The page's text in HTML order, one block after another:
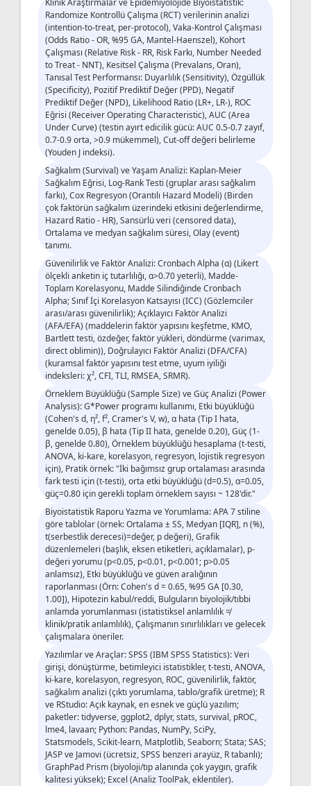
Randomize Kontrollü Çalışma (RCT) verilerinin analizi
(intention-to-treat, per-protocol), Vaka-Kontrol Çalışması
(Odds Ratio - OR, %95 GA, Mantel-Haenszel), Kohort
Çalışması (Relative Risk - RR, Risk Farkı, Number Needed
to Treat - NNT), Kesitsel Çalışma (Prevalans, Oran),
Tanısal Test Performansı: Duyarlılık (Sensitivity), Özgüllük
(Specificity), Pozitif Prediktif Değer (PPD), Negatif
Prediktif Değer (NPD), Likelihood Ratio (LR+, LR-), ROC
Eğrisi (Receiver Operating Characteristic), AUC (Area
Under Curve) (testin ayırt edicilik gücü: AUC 0.5-0.7 zayıf,
0.7-0.9 orta, >0.9 mükemmel), Cut-off değeri belirleme
(Youden J indeksi).
Sağkalım (Survival) ve Yaşam Analizi: Kaplan-Meier
Sağkalım Eğrisi, Log-Rank Testi (gruplar arası sağkalım
farkı), Cox Regresyon (Orantılı Hazard Modeli) (Birden
çok faktörün sağkalım üzerindeki etkisini değerlendirme,
Hazard Ratio - HR), Sansürlü veri (censored data),
Ortalama ve medyan sağkalım süresi, Olay (event)
tanımı.
Güvenilirlik ve Faktör Analizi: Cronbach Alpha (α) (Likert
ölçekli anketin iç tutarlılığı, α>0.70 yeterli), Madde-
Toplam Korelasyonu, Madde Silindiğinde Cronbach
Alpha; Sınıf İçi Korelasyon Katsayısı (ICC) (Gözlemciler
arası/arası güvenilirlik); Açıklayıcı Faktör Analizi
(AFA/EFA) (maddelerin faktör yapısını keşfetme, KMO,
Bartlett testi, özdeğer, faktör yükleri, döndürme (varimax,
direct oblimin)), Doğrulayıcı Faktör Analizi (DFA/CFA)
(kuramsal faktör yapısını test etme, uyum iyiliği
indeksleri: χ², CFI, TLI, RMSEA, SRMR).
Örneklem Büyüklüğü (Sample Size) ve Güç Analizi (Power
Analysis): G*Power programı kullanımı, Etki büyüklüğü
(Cohen's d, η², f², Cramer's V, w), α hata (Tip I hata,
genelde 0.05), β hata (Tip II hata, genelde 0.20), Güç (1-
β, genelde 0.80), Örneklem büyüklüğü hesaplama (t-testi,
ANOVA, ki-kare, korelasyon, regresyon, lojistik regresyon
için), Pratik örnek: "İki bağımsız grup ortalaması arasında
fark testi için (t-testi), orta etki büyüklüğü (d=0.5), α=0.05,
güç=0.80 için gerekli toplam örneklem sayısı ~ 128'dir."
Biyoistatistik Raporu Yazma ve Yorumlama: APA 7 stiline
göre tablolar (örnek: Ortalama ± SS, Medyan [IQR], n (%),
t(serbestlik derecesi)=değer, p değeri), Grafik
düzenlemeleri (başlık, eksen etiketleri, açıklamalar), p-
değeri yorumu (p<0.05, p<0.01, p<0.001; p>0.05
anlamsız), Etki büyüklüğü ve güven aralığının
raporlanması (Örn: Cohen's d = 0.65, %95 GA [0.30,
1.00]), Hipotezin kabul/reddi, Bulguların biyolojik/tıbbi
anlamda yorumlanması (istatistiksel anlamlılık ≠
klinik/pratik anlamlılık), Çalışmanın sınırlılıkları ve gelecek
çalışmalara öneriler.
Yazılımlar ve Araçlar: SPSS (IBM SPSS Statistics): Veri
girişi, dönüştürme, betimleyici istatistikler, t-testi, ANOVA,
ki-kare, korelasyon, regresyon, ROC, güvenilirlik, faktör,
sağkalım analizi (çıktı yorumlama, tablo/grafik üretme); R
ve RStudio: Açık kaynak, en esnek ve güçlü yazılım;
paketler: tidyverse, ggplot2, dplyr, stats, survival, pROC,
lme4, lavaan; Python: Pandas, NumPy, SciPy,
Statsmodels, Scikit-learn, Matplotlib, Seaborn; Stata; SAS;
JASP ve Jamovi (ücretsiz, SPSS benzeri arayüz, R tabanlı);
GraphPad Prism (biyoloji/tıp alanında çok yaygın, grafik
kalitesi yüksek); Excel (Analiz ToolPak, eklentiler).